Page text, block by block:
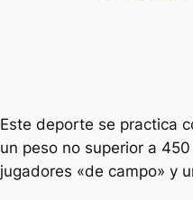
Este deporte se practica
un peso no superior a
jugadores «de campo» y